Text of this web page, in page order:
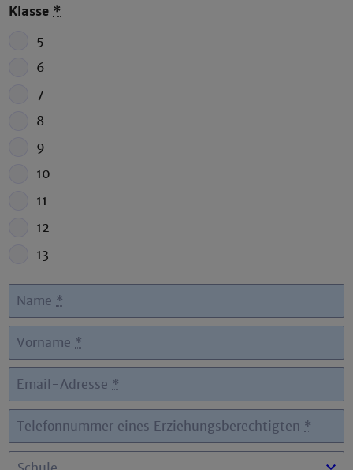
Klasse *
5
6
7
8
9
10
11
12
13
Name*
Vorname*
Email-Adresse*
Telefonnummer eines Erziehungsberechtigten*